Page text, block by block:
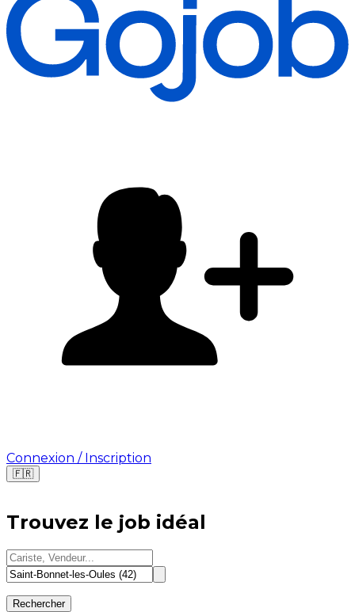
Connexion / Inscription
🇫🇷
🇫🇷France 🇺🇸USA
Trouvez le job idéal
Rechercher